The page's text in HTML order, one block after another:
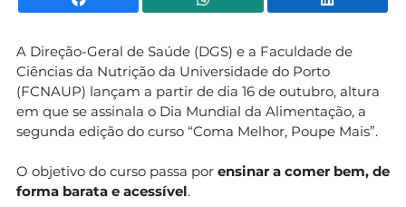
A Direção-Geral de Saúde (DGS) e a Faculdade de
Ciências da Nutrição da Universidade do Porto
(FCNAUP) lançam a partir de dia 16 de outubro, altura
em que se assinala o Dia Mundial da Alimentação, a
segunda edição do curso “Coma Melhor, Poupe Mais”.
O objetivo do curso passa por ensinar a comer bem, de
forma barata e acessível.